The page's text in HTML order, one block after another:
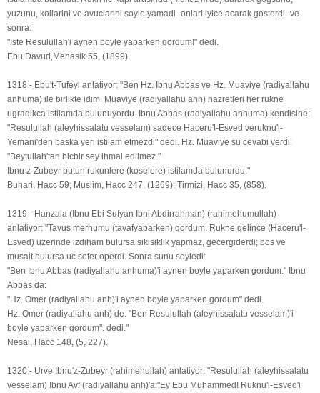
yuzunu, kollarini ve avuclarini soyle yamadi -onlari iyice acarak gosterdi- ve
sonra:
"Iste Resulullah'i aynen boyle yaparken gordum!" dedi.
Ebu Davud,Menasik 55, (1899).
1318 - Ebu't-Tufeyl anlatiyor: "Ben Hz. Ibnu Abbas ve Hz. Muaviye (radiyallahu
anhuma) ile birlikte idim. Muaviye (radiyallahu anh) hazretleri her rukne
ugradikca istilamda bulunuyordu. Ibnu Abbas (radiyallahu anhuma) kendisine:
"Resulullah (aleyhissalatu vesselam) sadece Haceru'l-Esved veruknu'l-
Yemani'den baska yeri istilam etmezdi" dedi. Hz. Muaviye su cevabi verdi:
"Beytullah'tan hicbir sey ihmal edilmez."
Ibnu z-Zubeyr butun rukunlere (koselere) istilamda bulunurdu."
Buhari, Hacc 59; Muslim, Hacc 247, (1269); Tirmizi, Hacc 35, (858).
1319 - Hanzala (Ibnu Ebi Sufyan Ibni Abdirrahman) (rahimehumullah)
anlatiyor: "Tavus merhumu (tavafyaparken) gordum. Rukne gelince (Haceru'l-
Esved) uzerinde izdiham bulursa sikisiklik yapmaz, gecergiderdi; bos ve
musait bulursa uc sefer operdi. Sonra sunu soyledi:
"Ben Ibnu Abbas (radiyallahu anhuma)'i aynen boyle yaparken gordum." Ibnu
Abbas da:
"Hz. Omer (radiyallahu anh)'i aynen boyle yaparken gordum" dedi.
Hz. Omer (radiyallahu anh) de: "Ben Resulullah (aleyhissalatu vesselam)'i
boyle yaparken gordum". dedi."
Nesai, Hacc 148, (5, 227).
1320 - Urve Ibnu'z-Zubeyr (rahimehullah) anlatiyor: "Resulullah (aleyhissalatu
vesselam) Ibnu Avf (radiyallahu anh)'a:"Ey Ebu Muhammed! Ruknu'l-Esved'i